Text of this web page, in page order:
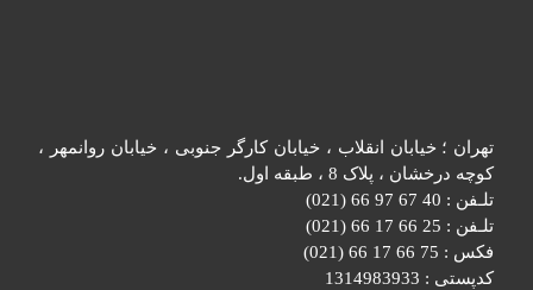
تهران ؛ خیابان انقلاب ، خیابان کارگر جنوبی ، خیابان روانمهر ،
کوچه درخشان ، پلاک 8 ، طبقه اول.
تلـفن : 40 67 97 66 (021)
تلـفن : 25 66 17 66 (021)
فکس : 75 66 17 66 (021)
کدپستی : 1314983933